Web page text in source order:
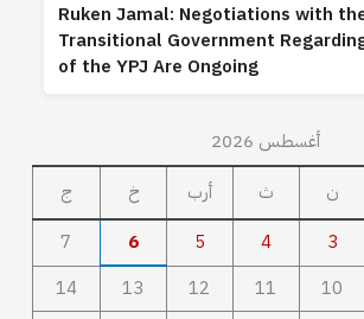
Ruken Jamal: Negotiations with
Transitional Government
of the YPJ Are Ongoing
أغسطس 2026
ن ث أرب خ
ج
3
4
5
6
7
10
11
12
13
14